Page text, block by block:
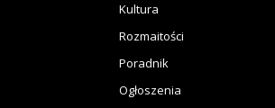
Kultura
Rozmaitości
Poradnik
Ogłoszenia